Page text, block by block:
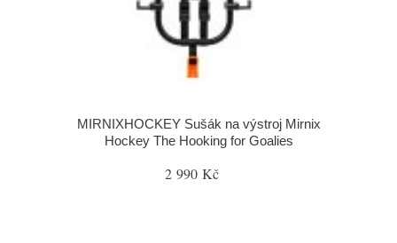
MIRNIXHOCKEY Sušák na výstroj Mirnix
Hockey The Hooking for Goalies
2 990 Kč